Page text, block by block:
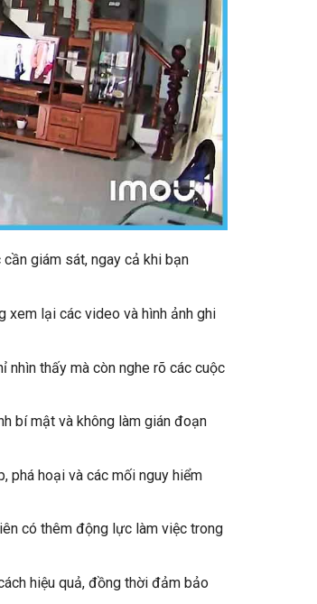
giám sát, ngay cả khi bạn
xem lại các video và hình ảnh ghi
nhìn thấy mà còn nghe rõ các cuộc
bí mật và không làm gián đoạn
phá hoại và các mối nguy hiểm
có thêm động lực làm việc trong
hiệu quả, đồng thời đảm bảo